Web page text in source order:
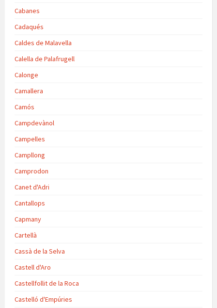
Cabanes
Cadaqués
Caldes de Malavella
Calella de Palafrugell
Calonge
Camallera
Camós
Campdevànol
Campelles
Campllong
Camprodon
Canet d'Adri
Cantallops
Capmany
Cartellà
Cassà de la Selva
Castell d'Aro
Castellfollit de la Roca
Castelló d'Empúries